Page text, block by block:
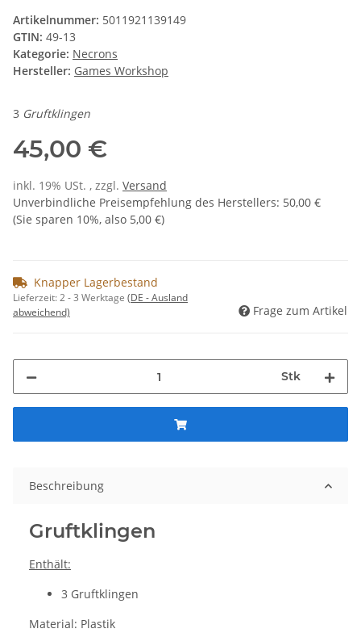
Artikelnummer: 5011921139149
GTIN: 49-13
Kategorie: Necrons
Hersteller: Games Workshop
3 Gruftklingen
45,00 €
inkl. 19% USt. , zzgl. Versand
Unverbindliche Preisempfehlung des Herstellers: 50,00 €
(Sie sparen 10%, also 5,00 €)
Knapper Lagerbestand
Lieferzeit:2 - 3 Werktage (DE - Ausland
abweichend)
Frage zum Artikel
Stk
Beschreibung
Gruftklingen
Enthält:
3 Gruftklingen
Material: Plastik